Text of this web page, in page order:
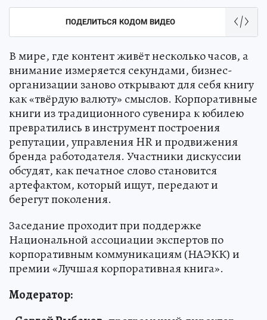
ПОДЕЛИТЬСЯ КОДОМ ВИДЕО
В мире, где контент живёт несколько часов, а
внимание измеряется секундами, бизнес-
организации заново открывают для себя книгу
как «твёрдую валюту» смыслов. Корпоративные
книги из традиционного сувенира к юбилею
превратились в инструмент построения
репутации, управления HR и продвижения
бренда работодателя. Участники дискуссии
обсудят, как печатное слово становится
артефактом, который ищут, передают и
берегут поколения.
Заседание проходит при поддержке
Национальной ассоциации экспертов по
корпоративным коммуникациям (НАЭКК) и
премии «Лучшая корпоративная книга».
Модератор: